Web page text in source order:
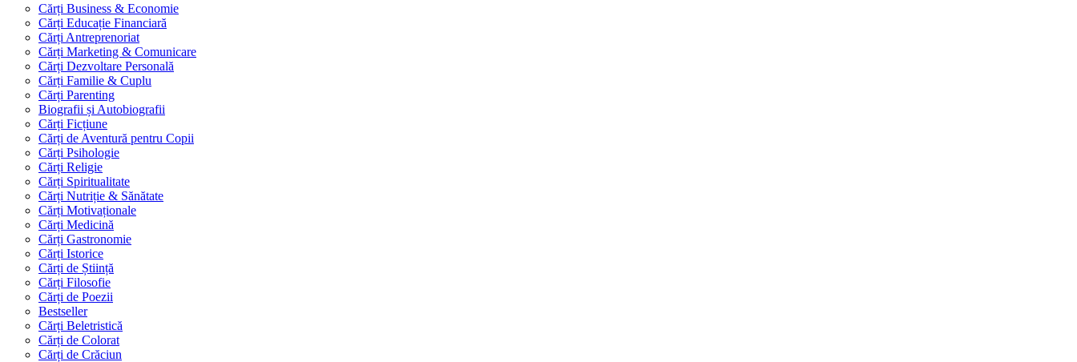
Cărți Business & Economie
Cărți Educație Financiară
Cărți Antreprenoriat
Cărți Marketing & Comunicare
Cărți Dezvoltare Personală
Cărți Familie & Cuplu
Cărți Parenting
Biografii și Autobiografii
Cărți Ficțiune
Cărți de Aventură pentru Copii
Cărți Psihologie
Cărți Religie
Cărți Spiritualitate
Cărți Nutriție & Sănătate
Cărți Motivaționale
Cărți Medicină
Cărți Gastronomie
Cărți Istorice
Cărți de Știință
Cărți Filosofie
Cărți de Poezii
Bestseller
Cărți Beletristică
Cărți de Colorat
Cărți de Crăciun